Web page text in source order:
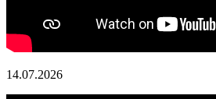
14.07.2026